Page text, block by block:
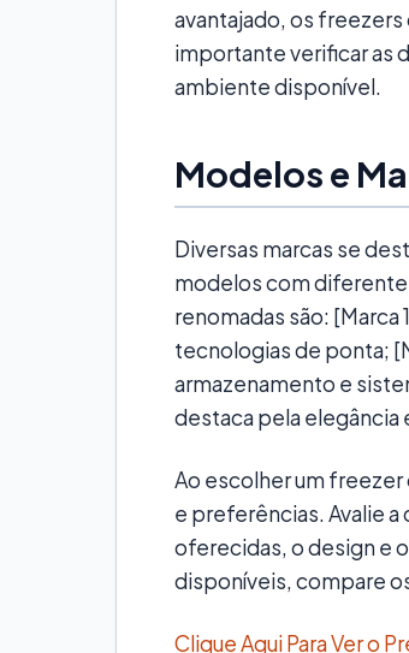
avantajado, os freezers
importante verificar as
ambiente disponível.
Modelos e
Diversas marcas se
modelos com
renomadas são:
tecnologias de ponta;
armazenamento e
destaca pela elegância
Ao escolher um freezer
e preferências. Avalie
oferecidas, o design e
disponíveis, compare
Clique Aqui Para Ver o